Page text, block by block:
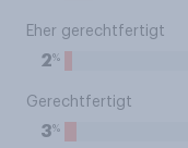
Eher gerechtfertigt
2%
Gerechtfertigt
3%